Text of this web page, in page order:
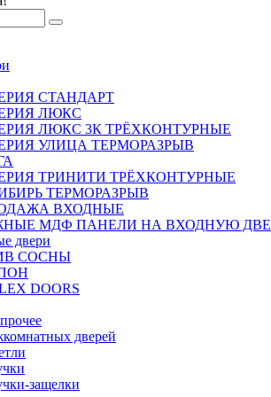
СТАНДАРТ
ЛЮКС
ЛЮКС 3К ТРЁХКОНТУРНЫЕ
УЛИЦА ТЕРМОРАЗРЫВ
ТРИНИТИ ТРЁХКОНТУРНЫЕ
ТЕРМОРАЗРЫВ
ВХОДНЫЕ
МДФ ПАНЕЛИ НА ВХОДНУЮ
двери
СОСНЫ
DOORS
дверей
защелки